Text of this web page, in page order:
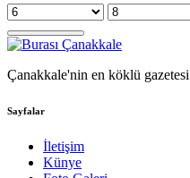
Çanakkale'nin en köklü gazetesi
Sayfalar
İletişim
Künye